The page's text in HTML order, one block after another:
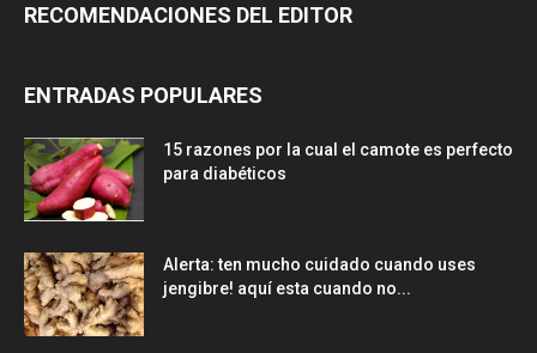
RECOMENDACIONES DEL EDITOR
ENTRADAS POPULARES
15 razones por la cual el camote es perfecto
para diabéticos
Alerta: ten mucho cuidado cuando uses
jengibre! aquí esta cuando no...